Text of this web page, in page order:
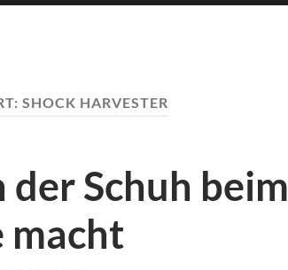
SHOCK HARVESTER
Schuh beim
macht